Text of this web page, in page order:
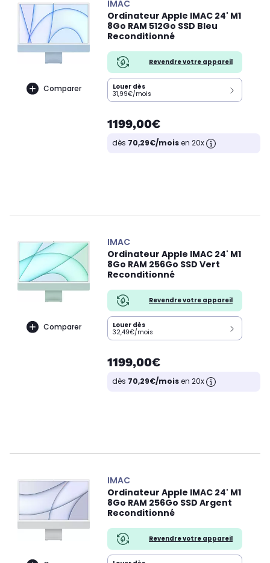
Comparer
IMAC
Ordinateur Apple IMAC 24' M1
8Go RAM 512Go SSD Bleu
Reconditionné
Revendre votre appareil
Louer dès
31,99€/mois
1199,00€
dès 70,29€/moisen 20x
Comparer
IMAC
Ordinateur Apple IMAC 24' M1
8Go RAM 256Go SSD Vert
Reconditionné
Revendre votre appareil
Louer dès
32,49€/mois
1199,00€
dès 70,29€/moisen 20x
IMAC
Ordinateur Apple IMAC 24' M1
8Go RAM 256Go SSD Argent
Reconditionné
Revendre votre appareil